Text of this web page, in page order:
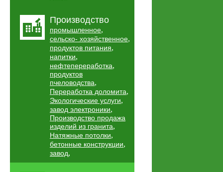
Производство
промышленное,
сельско- хозяйственное,
продуктов питания,
напитки,
нефтепереработка,
продуктов
пчеловодства,
Переработка доломита,
Экологические услуги,
завод электроники,
Производство продажа
изделий из гранита,
Натяжные потолки,
бетонные конструкции,
завод,